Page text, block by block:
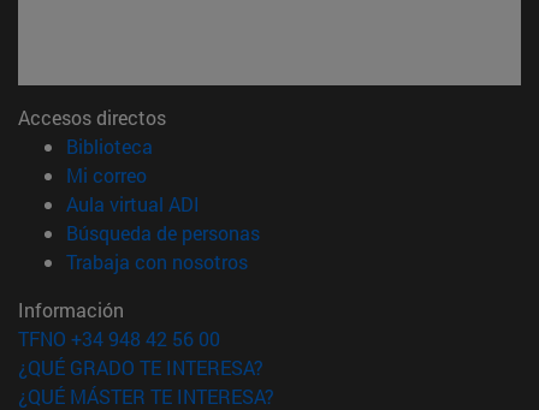
Accesos directos
Biblioteca
Mi correo(abre en nueva ventana)
Aula virtual ADI
Búsqueda de personas(abre en nueva ventana)
Trabaja con nosotros(abre en nueva ventana)
Información
TFNO +34 948 42 56 00
¿QUÉ GRADO TE INTERESA?
¿QUÉ MÁSTER TE INTERESA?